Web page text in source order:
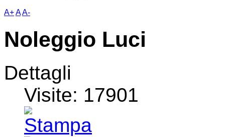
A+AA-
Noleggio Luci
Dettagli
Visite: 17901